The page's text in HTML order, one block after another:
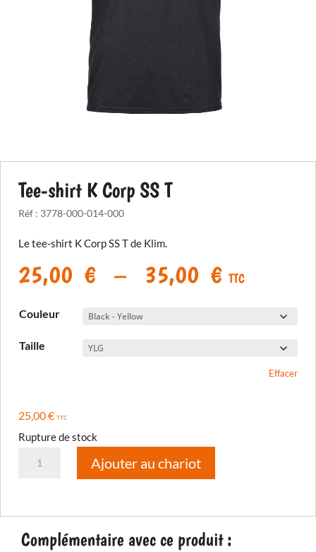
Tee-shirt K Corp SS T
Réf : 3778-000-014-000
Le tee-shirt K Corp SS T de Klim.
25,00 € – 35,00 € Plage
de
35,00 €
TTC
Couleur
Taille
Effacer
25,00€ TTC
Rupture de stock
quantité
shirt
K
Ajouter au chariot
Complémentaire avec ce produit :